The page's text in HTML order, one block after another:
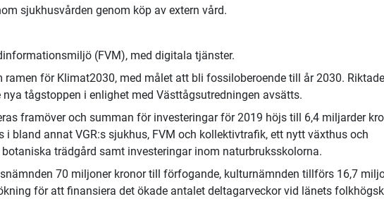
sjukhusvården genom köp av extern vård.
(FVM), med digitala tjänster.
för Klimat2030, med målet att bli fossiloberoende till år 2030. Riktade
tågstoppen i enlighet med Västtågsutredningen avsätts.
framöver och summan för investeringar för 2019 höjs till 6,4 miljarder
i bland annat VGR:s sjukhus, FVM och kollektivtrafik, ett nytt växthus och
trädgård samt investeringar inom naturbruksskolorna.
70 miljoner kronor till förfogande, kulturnämnden tillförs 16,7
för att finansiera det ökade antalet deltagarveckor vid länets